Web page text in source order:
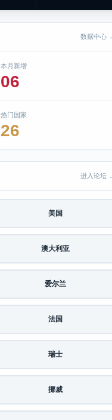
数据中心
本月新增
06
热门国家
26
进入论坛
美国
澳大利亚
爱尔兰
法国
瑞士
挪威